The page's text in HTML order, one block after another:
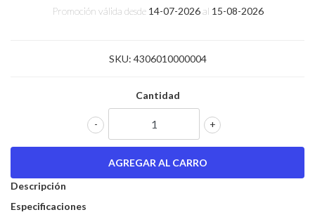
Promoción válida desde 14-07-2026al 15-08-2026
SKU: 4306010000004
Cantidad
+
-
Descripción
Especificaciones